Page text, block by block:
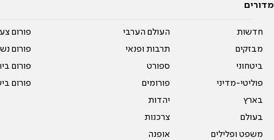
מדורים
חדשות
מבזקים
ביטחוני
פוליטי-מדיני
בארץ
בעולם
משפט ופלילים
העולם הערבי
תרבות ופנאי
ספורט
פורומים
יהדות
צרכנות
אופנה
פורום
פורום
פורום
פורום